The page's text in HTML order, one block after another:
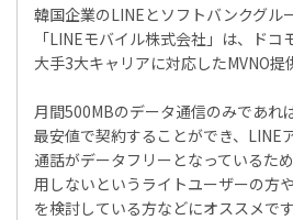
韓国企業のLINEとソフトバンクグル
「LINEモバイル株式会社」は、ド
大手3大キャリアに対応したMVNO提
月間500MBのデータ通信のみであれ
最安値で契約することができ、LINE
通話がデータフリーとなっているた
用しないというライトユーザーの方
を検討している方などにオススメです